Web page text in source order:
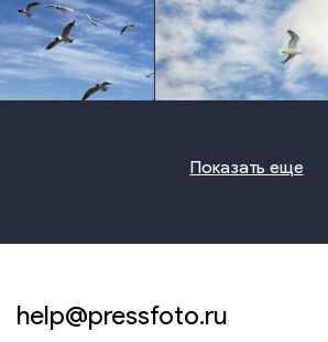
photo
Показать еще
help@pressfoto.ru